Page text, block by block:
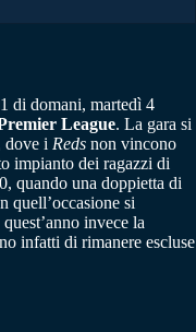
di domani, martedì 4
League. La gara si
dove i Reds non vincono
impianto dei ragazzi di
quando una doppietta di
quell’occasione si
invece la
infatti di rimanere escluse